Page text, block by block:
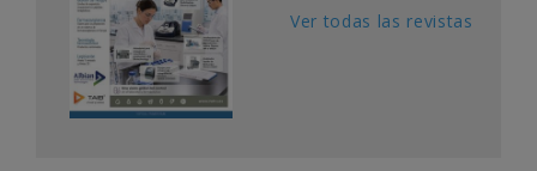
Ver todas las revistas